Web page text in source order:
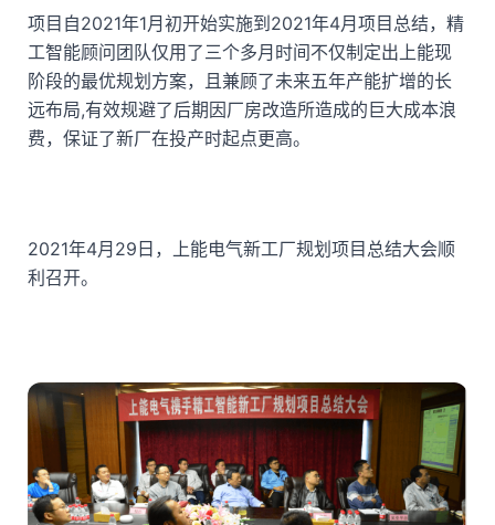
项目自2021年1月初开始实施到2021年4月项目总结，精
工智能顾问团队仅用了三个多月时间不仅制定出上能现
阶段的最优规划方案，且兼顾了未来五年产能扩增的长
远布局,有效规避了后期因厂房改造所造成的巨大成本浪
费，保证了新厂在投产时起点更高。
2021年4月29日，上能电气新工厂规划项目总结大会顺
利召开。